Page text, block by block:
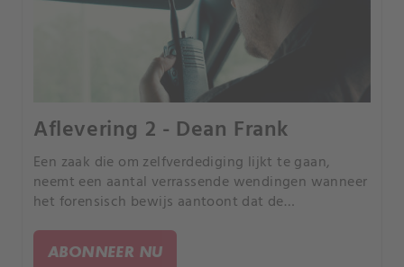
Aflevering 2 - Dean Frank
Een zaak die om zelfverdediging lijkt te gaan,
neemt een aantal verrassende wendingen wanneer
het forensisch bewijs aantoont dat de
aanvankelijk leek.
ABONNEER NU